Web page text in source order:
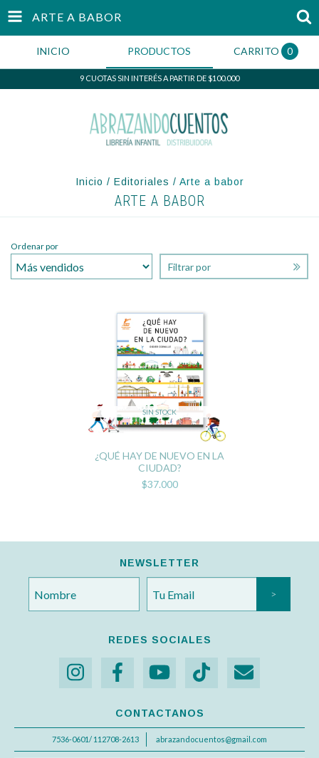
ARTE A BABOR
INICIO PRODUCTOS CARRITO 0
9 CUOTAS SIN INTERÉS A PARTIR DE $100.000
Inicio / Editoriales / Arte a babor
ARTE A BABOR
Ordenar por
Filtrar por
SIN STOCK
¿QUÉ HAY DE NUEVO EN LA
CIUDAD?
$37.000
NEWSLETTER
REDES SOCIALES
CONTACTANOS
7536-0601/ 112708-2613 abrazandocuentos@gmail.com